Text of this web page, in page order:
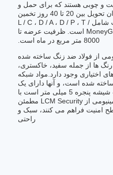
و چوبی هستند که برای حمل و
نقل کانتینر مناسب است.زمان تحویل بین 20 تا 40 روز تخمین
زده می شود و شرایط پرداخت شامل L / C ، D / A ، D / P ، T /
T ، Western Union و MoneyGram است. ظرفیت عرضه تا
8000 متر مربع در ماه است.
از فولاد ضد زنگ ساخته شده
ها از جمله سفید، خاکستری،
اختیاری وجود دارد.مواد شبکه
شده است، و آنها دارای یک
الگوی باز افقی هستند ضخامت شیشه پنجره 5 میلی متر است با
این ویژگی هاپنجره های آلومینیومی از LCM Security مطمئن
امنیت فراهم می کنند، سبک و
راحتی